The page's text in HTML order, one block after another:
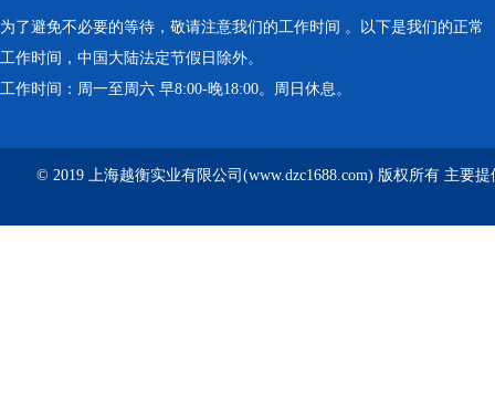
为了避免不必要的等待，敬请注意我们的工作时间 。以下是我们的正常
工作时间，中国大陆法定节假日除外。
工作时间：周一至周六 早8:00-晚18:00。周日休息。
© 2019 上海越衡实业有限公司(www.dzc1688.com) 版权所有 主要提